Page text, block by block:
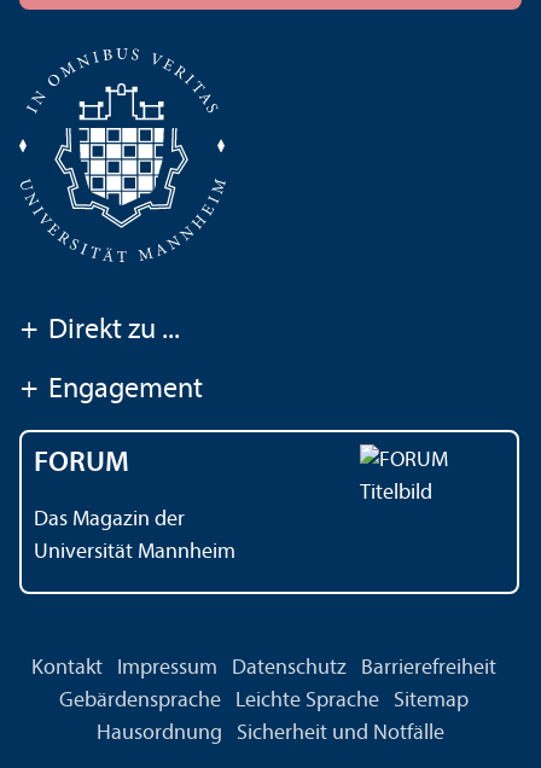
+ Direkt zu ...
+ Engagement
FORUM
Das Magazin der
Universität Mannheim
Kontakt Impressum Datenschutz
Barrierefreiheit
Gebärdensprache
Leichte Sprache
Sitemap
Hausordnung
Sicherheit und Notfälle